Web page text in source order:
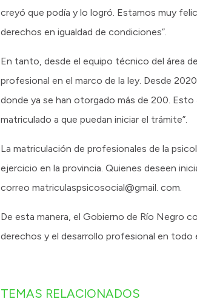
creyó que podía y lo logró. Estamos muy
derechos en igualdad de condiciones”.
En tanto, desde el equipo técnico del área
profesional en el marco de la ley. Desde
donde ya se han otorgado más de 200.
matriculado a que puedan iniciar el trámite”.
La matriculación de profesionales de la
ejercicio en la provincia. Quienes deseen
correo matriculaspsicosocial@gmail. com.
De esta manera, el Gobierno de Río Negro
derechos y el desarrollo profesional en todo
TEMAS RELACIONADOS